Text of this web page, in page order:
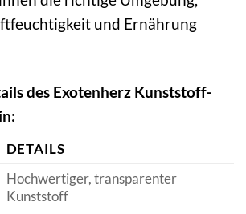
und Ernährung
des Exotenherz Kunststoff-
DETAILS
Hochwertiger, transparenter
Kunststoff